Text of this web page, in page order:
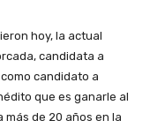
hoy, la actual
candidata a
candidato a
que es ganarle al
más de 20 años en la